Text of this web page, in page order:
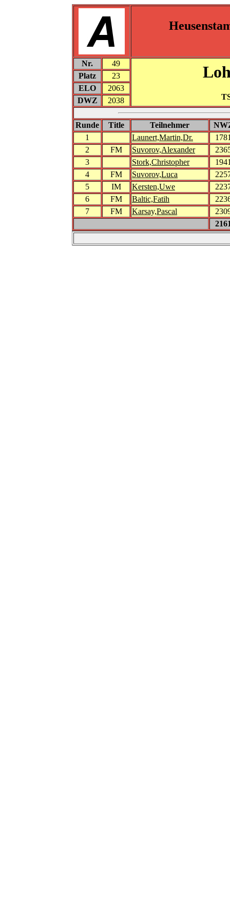
Nr. 49
Platz
23
ELO
2063
DWZ
2038
Runde Title Teilnehmer
1
Launert,Martin,Dr.
2
FM Suvorov,Alexander
3
Stork,Christopher
4
FM Suvorov,Luca
5
IM Kersten,Uwe
6
FM Baltic,Fatih
7
FM Karsay,Pascal